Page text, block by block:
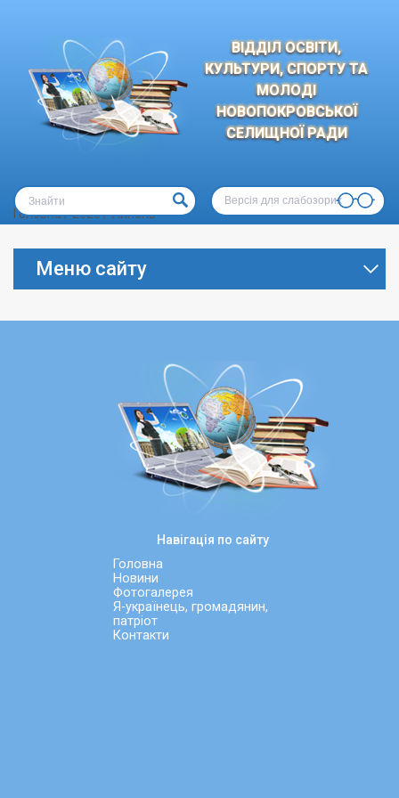
ВІДДІЛ ОСВІТИ,
КУЛЬТУРИ, СПОРТУ ТА
МОЛОДІ
НОВОПОКРОВСЬКОЇ
СЕЛИЩНОЇ РАДИ
Версія для слабозорих
Головна/2025/Липень
Меню сайту
Навігація по сайту
Головна
Новини
Фотогалерея
Я-українець, громадянин,
патріот
Контакти